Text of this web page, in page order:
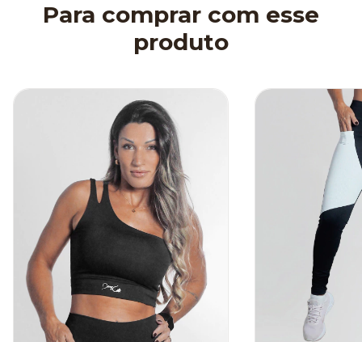
Para comprar com esse
produto